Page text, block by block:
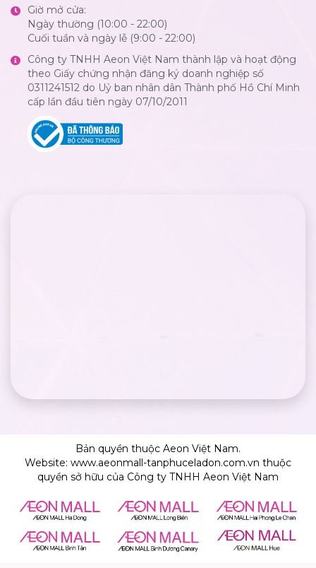
Giờ mở cửa:
Ngày thường (10:00 - 22:00)
Cuối tuần và ngày lễ (9:00 - 22:00)
Công ty TNHH Aeon Việt Nam thành lập và hoạt động
theo Giấy chứng nhận đăng ký doanh nghiệp số
0311241512 do Uỷ ban nhân dân Thành phố Hồ Chí Minh
cấp lần đầu tiên ngày 07/10/2011
Bản quyền thuộc Aeon Việt Nam.
Website: www.aeonmall-tanphuceladon.com.vn thuộc
quyền sở hữu của Công ty TNHH Aeon Việt Nam